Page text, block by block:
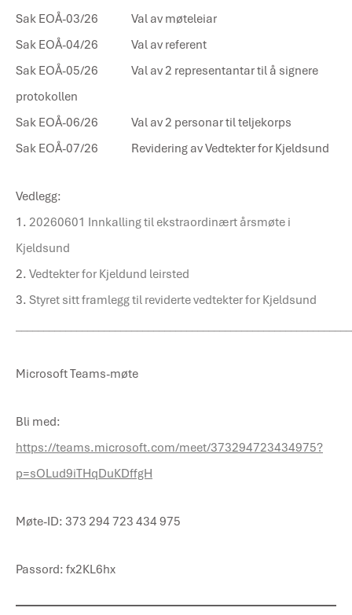
Sak EOÅ-03/26 Val av møteleiar
Sak EOÅ-04/26 Val av referent
Sak EOÅ-05/26 Val av 2 representantar til å signere
protokollen
Sak EOÅ-06/26 Val av 2 personar til teljekorps
Sak EOÅ-07/26 Revidering av Vedtekter for Kjeldsund
Vedlegg:
1. 20260601 Innkalling til ekstraordinært årsmøte i
Kjeldsund
2. Vedtekter for Kjeldund leirsted
3. Styret sitt framlegg til reviderte vedtekter for Kjeldsund
Microsoft Teams-møte
Bli med:
https://teams.microsoft.com/meet/373294723434975?
p=sOLud9iTHqDuKDffgH
Møte-ID: 373 294 723 434 975
Passord: fx2KL6hx